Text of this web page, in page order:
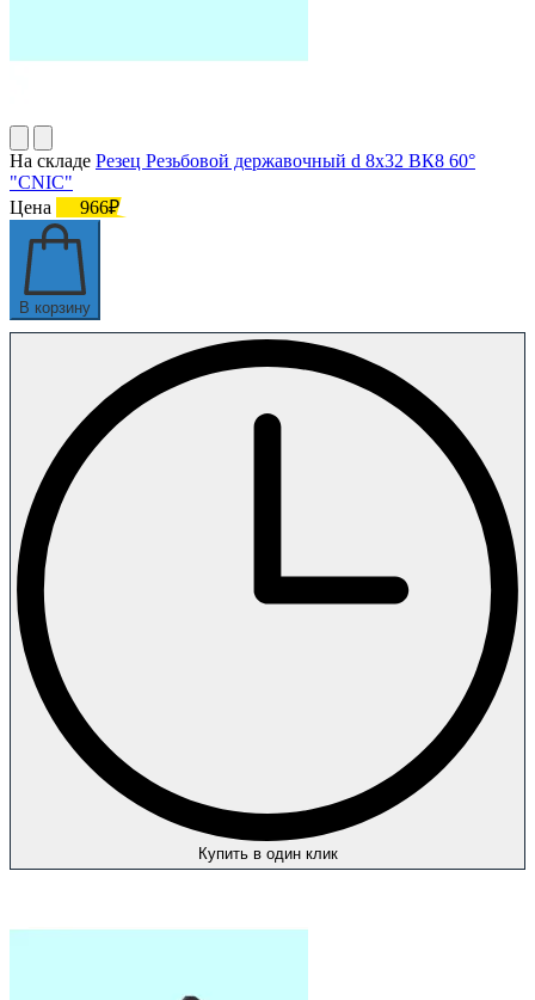
На складе Резец Резьбовой державочный d 8х32 ВК8 60°
"CNIC"
Цена
966₽
В корзину
Купить в один клик